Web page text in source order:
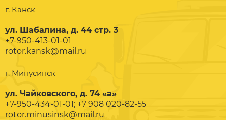
г. Канск
ул. Шабалина, д. 44 стр. 3
+7-950-413-01-01
rotor.kansk@mail.ru
г. Минусинск
ул. Чайковского, д. 74 «а»
+7-950-434-01-01; +7 908 020-82-55
rotor.minusinsk@mail.ru